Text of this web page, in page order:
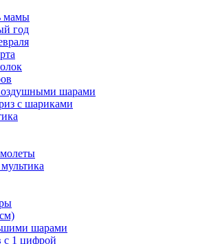
мамы
год
шарами
с шариками
шарами
1 цифрой